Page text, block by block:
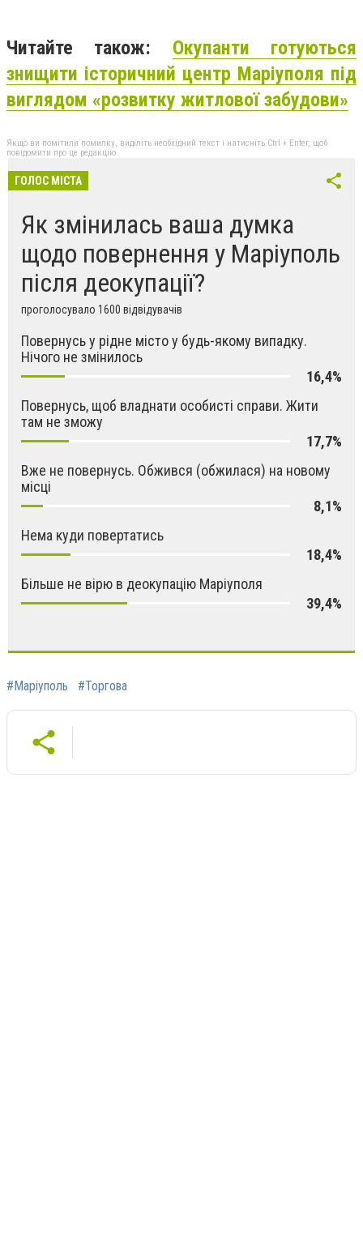
Читайте також: Окупанти готуються
знищити історичний центр Маріуполя під
виглядом «розвитку житлової забудови»
Якщо ви помітили помилку, виділіть необхідний текст і натисніть Ctrl + Enter, щоб
повідомити про це редакцію
ГОЛОС МІСТА
Як змінилась ваша думка
щодо повернення у Маріуполь
після деокупації?
проголосувало 1600 відвідувачів
Повернусь у рідне місто у будь-якому випадку.
Нічого не змінилось
16,4%
Повернусь, щоб владнати особисті справи. Жити
там не зможу
17,7%
Вже не повернусь. Обжився (обжилася) на новому
місці
8,1%
Нема куди повертатись
18,4%
Більше не вірю в деокупацію Маріуполя
39,4%
#Маріуполь #Торгова